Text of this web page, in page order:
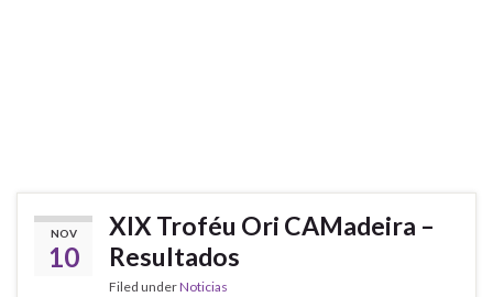
NOV
10
XIX Troféu Ori CAMadeira –
Resultados
Filed underNoticias